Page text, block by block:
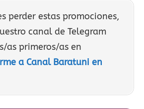
perder estas promociones,
canal de Telegram
as primeros/as en
a Canal Baratuni en